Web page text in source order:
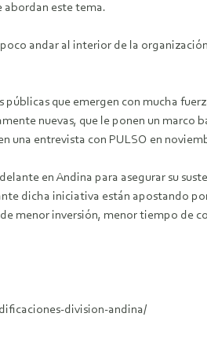
abordan este tema.
andar al interior de la
que emergen con mucha
nuevas, que le ponen un marco
una entrevista con PULSO en
en Andina para asegurar su
dicha iniciativa están apostando
menor inversión, menor tiempo de
division-andina/